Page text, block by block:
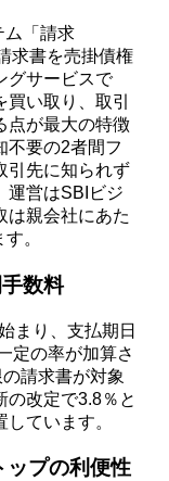
ム「請求
求書を売掛債権
グサービスで
い取り、取引
点が最大の特徴
不要の2者間フ
引先に知られず
運営はSBIビジ
は親会社にあた
。
数料
まり、支払期日
定の率が加算さ
請求書が対象
の改定で3.8％と
ています。
ップの利便性